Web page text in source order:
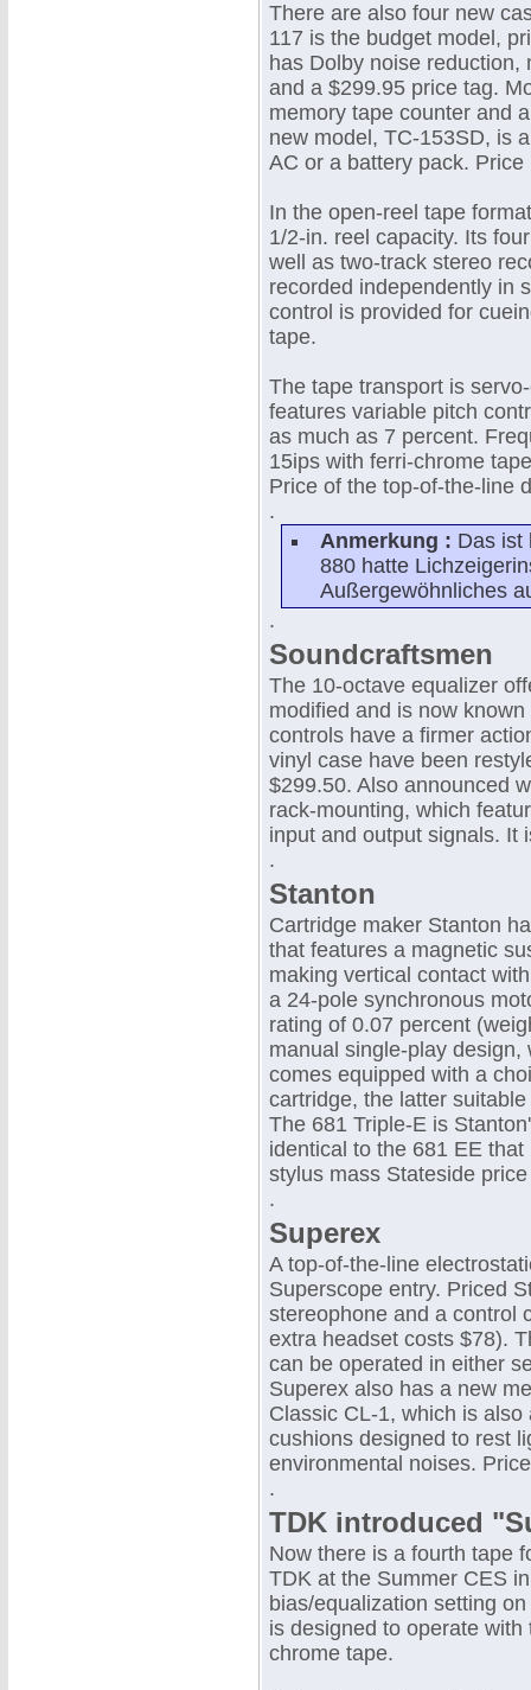
There are also four new
117 is the budget model,
has Dolby noise
and a $299.95 price tag.
memory tape counter and
new model, TC-153SD, is
AC or a battery pack. Price
In the open-reel tape
1/2-in. reel capacity. Its
well as two-track stereo
recorded independently in
control is provided for
tape.
The tape transport is
features variable pitch
as much as 7 percent.
15ips with ferri-chrome
Price of the top-of-the-line
.
Anmerkung : Das ist
880 hatte
Außergewöhnliches
.
Soundcraftsmen
The 10-octave equalizer
modified and is now
controls have a firmer
vinyl case have been
$299.50. Also announced
rack-mounting, which
input and output signals. It
.
Stanton
Cartridge maker Stanton
that features a magnetic
making vertical contact
a 24-pole synchronous
rating of 0.07 percent
manual single-play
comes equipped with a
cartridge, the latter
The 681 Triple-E is
identical to the 681 EE
stylus mass Stateside
.
Superex
A top-of-the-line
Superscope entry. Priced
stereophone and a control
extra headset costs $78).
can be operated in either
Superex also has a new
Classic CL-1, which is
cushions designed to rest
environmental noises.
.
TDK introduced
Now there is a fourth tape
TDK at the Summer CES
bias/equalization setting
is designed to operate
chrome tape.